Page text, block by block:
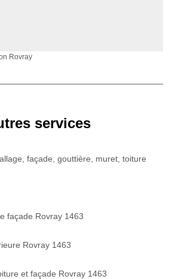
Rovray
services
façade, gouttière, muret, toiture
façade Rovray 1463
Rovray 1463
et façade Rovray 1463